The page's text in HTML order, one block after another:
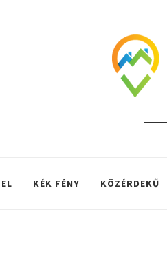
KÉK FÉNY KÖZÉRDEKŰ